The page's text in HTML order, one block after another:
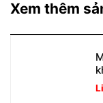
Xem thêm